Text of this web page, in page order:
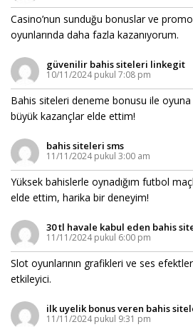
Casino’nun sunduğu bonuslar ve
oyunlarında daha fazla kazanıyorum.
güvenilir bahis siteleri linkegit
10/11/2024 pukul 7:08 pm
Bahis siteleri deneme bonusu ile oyuna
büyük kazançlar elde ettim!
bahis siteleri sms
11/11/2024 pukul 3:00 am
Yüksek bahislerle oynadığım futbol
elde ettim, harika bir deneyim!
30 tl havale kabul eden bahis
11/11/2024 pukul 6:00 pm
Slot oyunlarının grafikleri ve ses
etkileyici.
ilk uyelik bonus veren bahis
11/11/2024 pukul 9:31 pm